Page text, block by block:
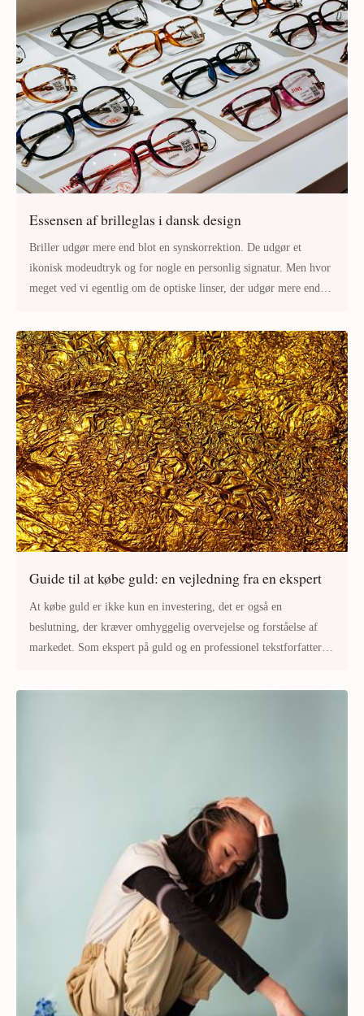
Essensen af brilleglas i dansk design
Briller udgør mere end blot en synskorrektion. De udgør et
ikonisk modeudtryk og for nogle en personlig signatur. Men hvor
meget ved vi egentlig om de optiske linser, der udgør mere end
Guide til at købe guld: en vejledning fra en ekspert
At købe guld er ikke kun en investering, det er også en
beslutning, der kræver omhyggelig overvejelse og forståelse af
markedet. Som ekspert på guld og en professionel tekstforfatter er